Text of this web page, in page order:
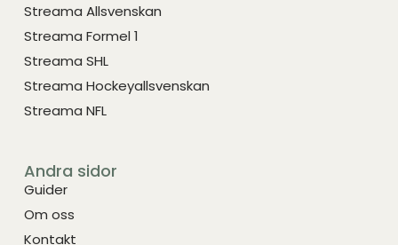
Streama Allsvenskan
Streama Formel 1
Streama SHL
Streama Hockeyallsvenskan
Streama NFL
Andra sidor
Guider
Om oss
Kontakt